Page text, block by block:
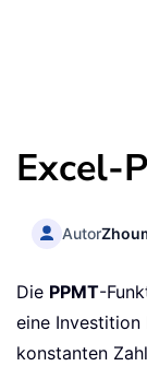
Excel-
Autor
Die PPMT-
eine Investition
konstanten